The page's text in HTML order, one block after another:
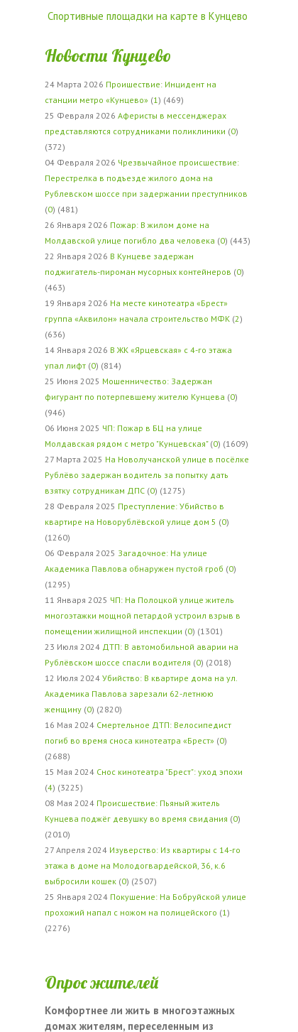
Спортивные площадки на карте в Кунцево
Новости Кунцево
24 Марта 2026 Проишествие: Инцидент на
станции метро «Кунцево» (1) (469)
25 Февраля 2026 Аферисты в мессенджерах
представляются сотрудниками поликлиники (0)
(372)
04 Февраля 2026 Чрезвычайное происшествие:
Перестрелка в подъезде жилого дома на
Рублевском шоссе при задержании преступников
(0) (481)
26 Января 2026 Пожар: В жилом доме на
Молдавской улице погибло два человека (0) (443)
22 Января 2026 В Кунцеве задержан
поджигатель-пироман мусорных контейнеров (0)
(463)
19 Января 2026 На месте кинотеатра «Брест»
группа «Аквилон» начала строительство МФК (2)
(636)
14 Января 2026 В ЖК «Ярцевская» с 4-го этажа
упал лифт (0) (814)
25 Июня 2025 Мошенничество: Задержан
фигурант по потерпевшему жителю Кунцева (0)
(946)
06 Июня 2025 ЧП: Пожар в БЦ на улице
Молдавская рядом с метро "Кунцевская" (0) (1609)
27 Марта 2025 На Новолучанской улице в посёлке
Рублёво задержан водитель за попытку дать
взятку сотрудникам ДПС (0) (1275)
28 Февраля 2025 Преступление: Убийство в
квартире на Новорублёвской улице дом 5 (0)
(1260)
06 Февраля 2025 Загадочное: На улице
Академика Павлова обнаружен пустой гроб (0)
(1295)
11 Января 2025 ЧП: На Полоцкой улице житель
многоэтажки мощной петардой устроил взрыв в
помещении жилищной инспекции (0) (1301)
23 Июля 2024 ДТП: В автомобильной аварии на
Рублёвском шоссе спасли водителя (0) (2018)
12 Июля 2024 Убийство: В квартире дома на ул.
Академика Павлова зарезали 62-летнюю
женщину (0) (2820)
16 Мая 2024 Смертельное ДТП: Велосипедист
погиб во время сноса кинотеатра «Брест» (0)
(2688)
15 Мая 2024 Снос кинотеатра "Брест": уход эпохи
(4) (3225)
08 Мая 2024 Происшествие: Пьяный житель
Кунцева поджёг девушку во время свидания (0)
(2010)
27 Апреля 2024 Изуверство: Из квартиры с 14-го
этажа в доме на Молодогвардейской, 36, к.6
выбросили кошек (0) (2507)
25 Января 2024 Покушение: На Бобруйской улице
прохожий напал с ножом на полицейского (1)
(2276)
Опрос жителей
Комфортнее ли жить в многоэтажных
домах жителям, переселенным из